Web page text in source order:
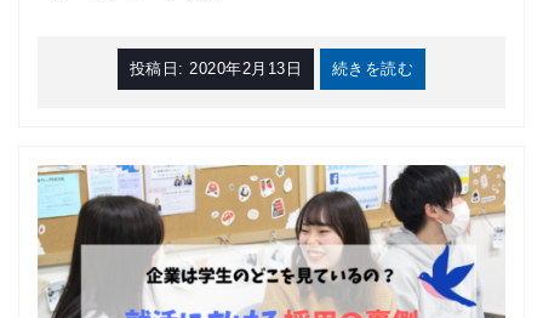
投稿日:2020年2月13日 続きを読む